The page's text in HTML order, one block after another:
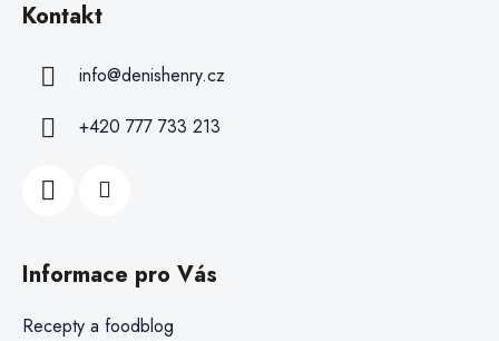
Kontakt
info@denishenry.cz
+420 777 733 213
Informace pro Vás
Recepty a foodblog